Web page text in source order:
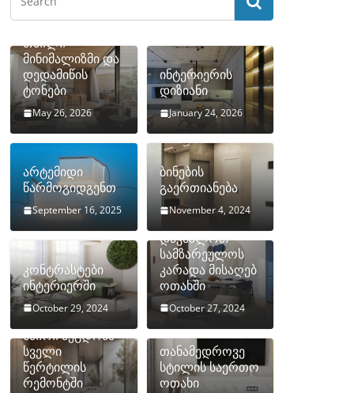
თბილი
მინიმალიზმი და
დედამიწის
ტონები
May 26, 2026
ინტერიერის
დიზიანი
January 24, 2026
არტემიდი
წარმოგიდგენთ
September 16, 2025
ბინების
გაერთიანება
November 4, 2024
კონტრასტები
ინტერიერში
October 29, 2024
როგორ
დავმალოთ
სამზარეულოს
კარადა მისაღებ
ოთახში
October 27, 2024
ხშირი შეცდომა
სველი
წერტილის
რემონტში
თანამედროვე
სტილის საერთო
ოთახი